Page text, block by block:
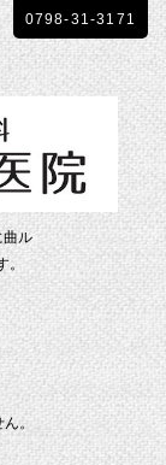
曲ル
。
0798-31-3171